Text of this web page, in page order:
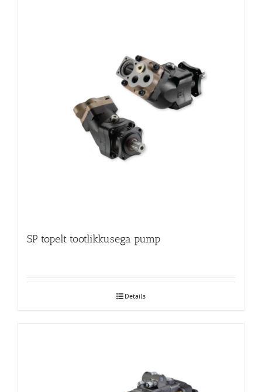
SP topelt tootlikkusega pump
Details